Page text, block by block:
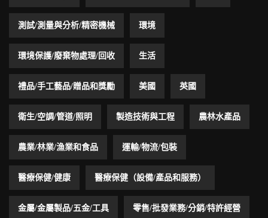
測試/測量與分析/精密機械 環境
環境保護/廢棄物處理/回收 生活
禮品/手工藝品/贈品和獎勵 美國 英國
衛生/空調/管道/照明 製造技術與工程 農林水產品
農業/林業/漁業和食品 運輸/物流/包裝
醫療保健/健康 醫療保健（設備/產品和服務）
金屬/金屬製品/五金/工具 零售/批發業務/分銷/特許經營